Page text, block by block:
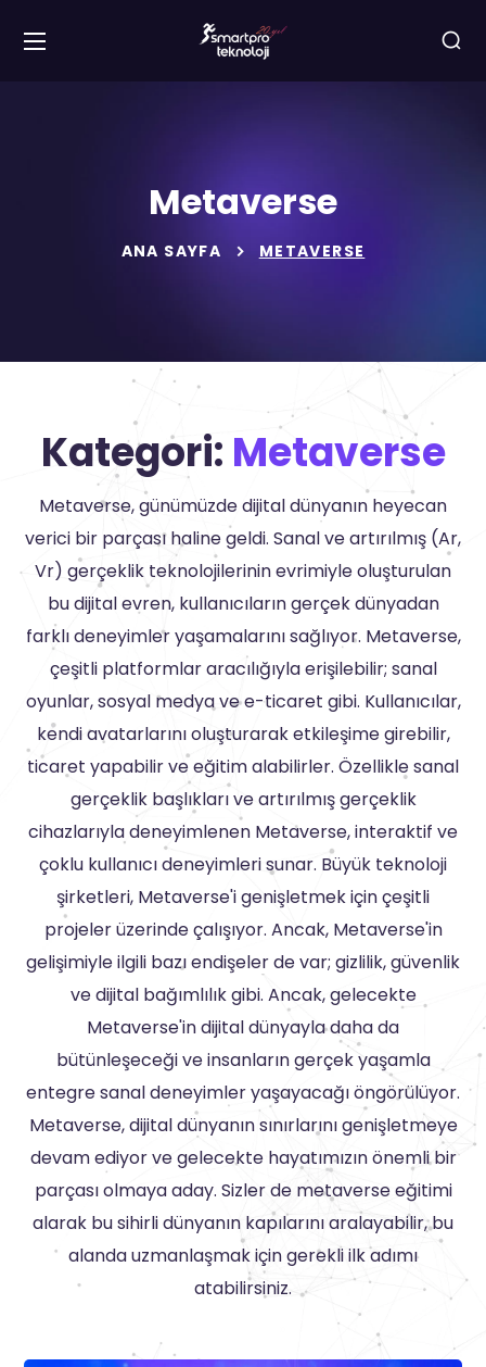
Metaverse
ANA SAYFA METAVERSE
Kategori: Metaverse
Metaverse, günümüzde dijital dünyanın heyecan
verici bir parçası haline geldi. Sanal ve artırılmış (Ar,
Vr) gerçeklik teknolojilerinin evrimiyle oluşturulan
bu dijital evren, kullanıcıların gerçek dünyadan
farklı deneyimler yaşamalarını sağlıyor. Metaverse,
çeşitli platformlar aracılığıyla erişilebilir; sanal
oyunlar, sosyal medya ve e-ticaret gibi. Kullanıcılar,
kendi avatarlarını oluşturarak etkileşime girebilir,
ticaret yapabilir ve eğitim alabilirler. Özellikle sanal
gerçeklik başlıkları ve artırılmış gerçeklik
cihazlarıyla deneyimlenen Metaverse, interaktif ve
çoklu kullanıcı deneyimleri sunar. Büyük teknoloji
şirketleri, Metaverse'i genişletmek için çeşitli
projeler üzerinde çalışıyor. Ancak, Metaverse'in
gelişimiyle ilgili bazı endişeler de var; gizlilik, güvenlik
ve dijital bağımlılık gibi. Ancak, gelecekte
Metaverse'in dijital dünyayla daha da
bütünleşeceği ve insanların gerçek yaşamla
entegre sanal deneyimler yaşayacağı öngörülüyor.
Metaverse, dijital dünyanın sınırlarını genişletmeye
devam ediyor ve gelecekte hayatımızın önemli bir
parçası olmaya aday. Sizler de metaverse eğitimi
alarak bu sihirli dünyanın kapılarını aralayabilir, bu
alanda uzmanlaşmak için gerekli ilk adımı
atabilirsiniz.